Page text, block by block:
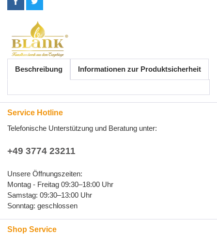
Beschreibung Informationen zur Produktsicherheit
Service Hotline
Telefonische Unterstützung und Beratung unter:
+49 3774 23211
Unsere Öffnungszeiten:
Montag - Freitag 09:30–18:00 Uhr
Samstag: 09:30–13:00 Uhr
Sonntag: geschlossen
Shop Service